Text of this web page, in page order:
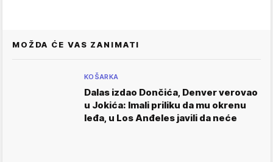
MOŽDA ĆE VAS ZANIMATI
KOŠARKA
Dalas izdao Dončića, Denver verovao
u Jokića: Imali priliku da mu okrenu
leđa, u Los Anđeles javili da neće